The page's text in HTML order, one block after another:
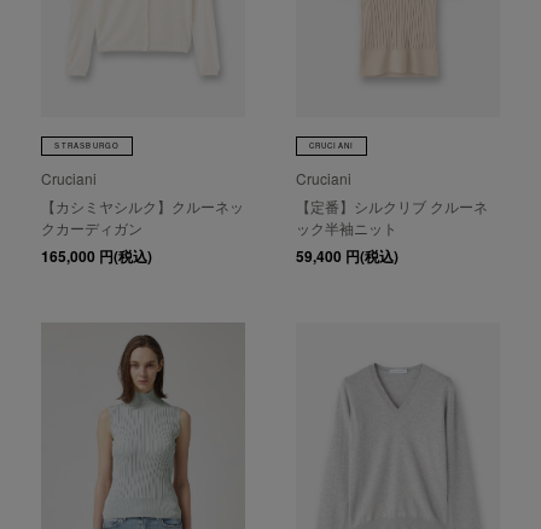
STRASBURGO
Cruciani
【カシミヤシルク】クルーネッ
クカーディガン
165,000 円(税込)
CRUCIANI
Cruciani
【定番】シルクリブ クルーネ
ック半袖ニット
59,400 円(税込)